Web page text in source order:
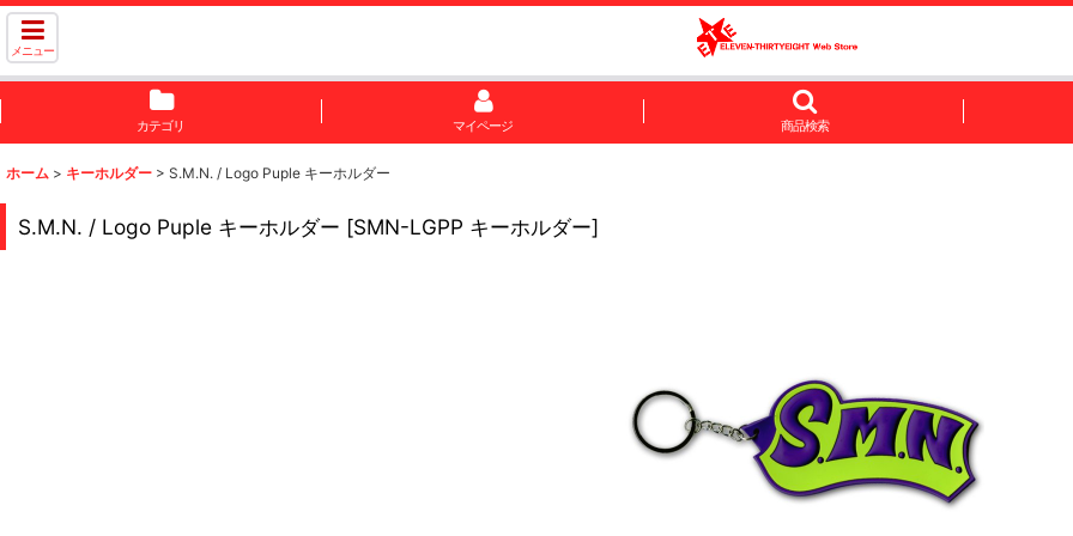
メニュー
カテゴリ マイページ 商品検索
ホーム > キーホルダー > S.M.N. / Logo Puple キーホルダー
S.M.N. / Logo Puple キーホルダー [SMN-LGPP キーホルダー]